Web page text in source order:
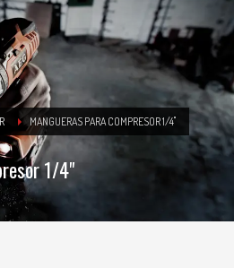
MANGUERAS PARA COMPRESOR 1/4"
1/4"